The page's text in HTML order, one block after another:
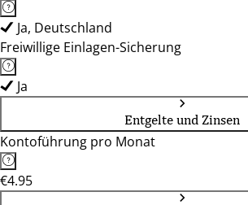
Ja, Deutschland
Freiwillige Einlagen-Sicherung
Ja
Entgelte und Zinsen
Kontoführung pro Monat
€4.95